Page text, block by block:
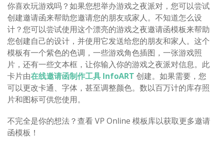
你喜欢玩游戏吗？如果您想举办游戏之夜派对，您可以尝试
创建邀请函来帮助您邀请您的朋友或家人。不知道怎么设
计？您可以尝试使用这个漂亮的游戏之夜邀请函模板来帮助
您创建自己的设计，并使用它发送给您的朋友和家人。这个
模板有一个紫色的色调，一些游戏角色插图，一张游戏照
片，还有一些文本框，让你输入你的游戏之夜派对信息。此
卡片由在线邀请函制作工具 InfoART 创建。如果需要，您
可以更改卡通、字体，甚至调整颜色。数以百万计的库存照
片和图标可供您使用。
不完全是你的想法？查看 VP Online 模板库以获取更多邀请
函模板！